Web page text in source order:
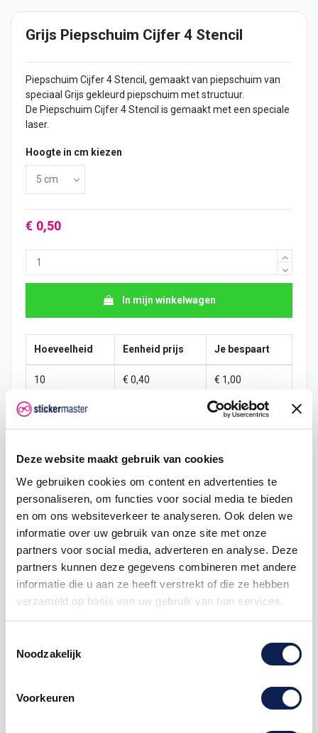
Deze website maakt gebruik van cookies
We gebruiken cookies om content en advertenties te
personaliseren, om functies voor social media te bieden
en om ons websiteverkeer te analyseren. Ook delen we
informatie over uw gebruik van onze site met onze
partners voor social media, adverteren en analyse. Deze
partners kunnen deze gegevens combineren met andere
informatie die u aan ze heeft verstrekt of die ze hebben
verzameld op basis van uw gebruik van hun services.
Noodzakelijk
Voorkeuren
Grijs Piepschuim Cijfer 4 Stencil
Piepschuim Cijfer4 Stencil, gemaakt van piepschuim van
speciaal Grijs gekleurd piepschuim met structuur.
De Piepschuim Cijfer 4 Stencil is gemaakt met een speciale
laser.
Hoogte in cm kiezen
€ 0,50
In mijn winkelwagen
Hoeveelheid Eenheid prijs Je bespaart
10 € 0,40 € 1,00
15 € 2,25
100 € 0,28 € 22,50
200 € 0,25 € 50,00
€ 0,20 € 150,00
750 € 0,15 € 262,50